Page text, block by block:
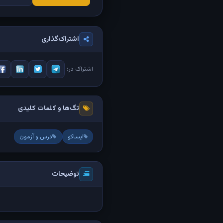
اشتراک‌گذاری
اشتراک در:
تگ‌ها و کلمات کلیدی
ایساکو درس و آزمون
توضیحات